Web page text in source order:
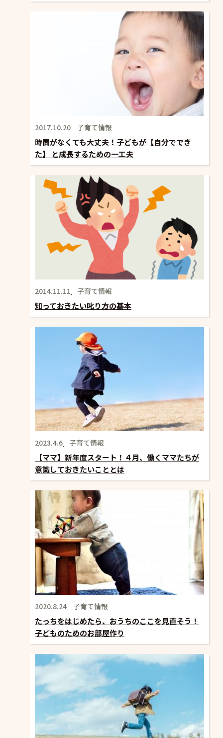
2017.10.20 子育て情報
時間がなくても大丈夫！子どもが【自分ででき
た】 と成長するための一工夫
2014.11.11 子育て情報
知っておきたい叱り方の基本
2023.4.6 子育て情報
【ママ】新年度スタート！４月、働くママたちが
意識しておきたいこととは
2020.8.24 子育て情報
たっちをはじめたら、おうちのここを見直そう！
子どものためのお部屋作り